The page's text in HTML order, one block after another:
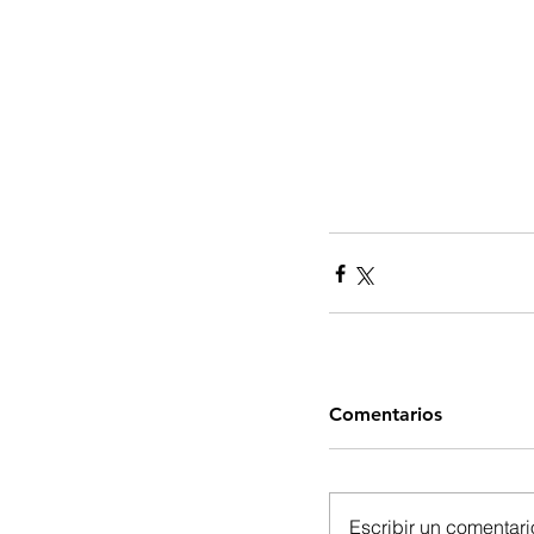
Comentarios
Escribir un